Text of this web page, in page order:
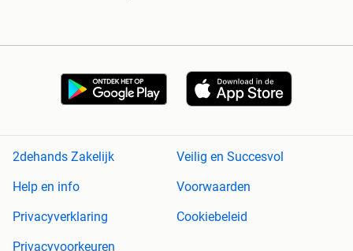
2dehands Zakelijk
Veilig en Succesvol
Help en info
Voorwaarden
Privacyverklaring
Cookiebeleid
Privacyvoorkeuren